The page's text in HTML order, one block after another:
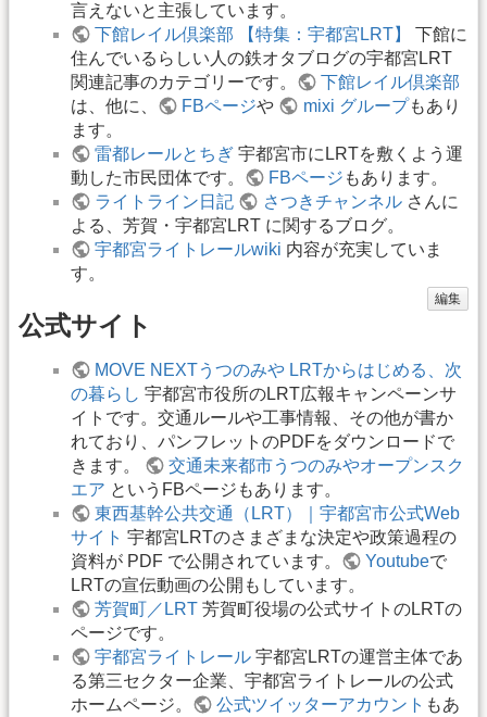
言えないと主張しています。
下館レイル倶楽部 【特集：宇都宮LRT】
下館に
住んでいるらしい人の鉄オタブログの宇都宮LRT
関連記事のカテゴリーです。
下館レイル倶楽部
は、他に、
FBページや mixi グループもあり
ます。
雷都レールとちぎ 宇都宮市にLRTを敷くよう運
動した市民団体です。
FBページ もあります。
ライトライン日記
さつきチャンネルさんに
よる、芳賀・宇都宮LRT に関するブログ。
宇都宮ライトレールwiki 内容が充実していま
す。
編集
公式サイト
MOVE NEXTうつのみや LRTからはじめる、次
の暮らし 宇都宮市役所のLRT広報キャンペーンサ
イトです。交通ルールや工事情報、その他が書か
れており、パンフレットのPDFをダウンロードで
きます。
交通未来都市うつのみやオープンスク
エア というFBページもあります。
東西基幹公共交通（LRT）｜宇都宮市公式Web
サイト 宇都宮LRTのさまざまな決定や政策過程の
資料が PDF で公開されています。
Youtubeで
LRTの宣伝動画の公開もしています。
芳賀町／LRT 芳賀町役場の公式サイトのLRTの
ページです。
宇都宮ライトレール 宇都宮LRTの運営主体であ
る第三セクター企業、宇都宮ライトレールの公式
ホームページ。
公式ツイッターアカウント もあ